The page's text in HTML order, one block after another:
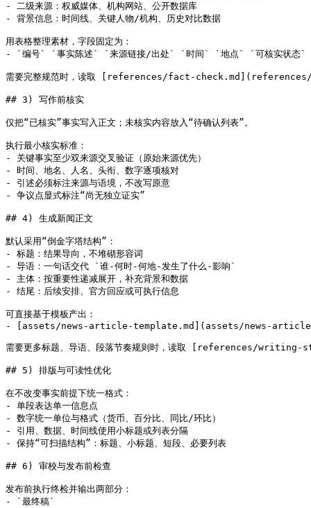
- 二级来源：权威媒体、机构网站、公开数据库
- 背景信息：时间线、关键人物/机构、历史对比数据
用表格整理素材，字段固定为：
- `编号` `事实陈述` `来源链接/出处` `时间` `地点` `可核实状态`
需要完整规范时，读取 [references/fact-
## 3) 写作前核实
仅把“已核实”事实写入正文；未核实内容放入“待确认列表”。
执行最小核实标准：
- 关键事实至少双来源交叉验证（原始来源优先）
- 时间、地名、人名、头衔、数字逐项核对
- 引述必须标注来源与语境，不改写原意
- 争议点显式标注“尚无独立证实”
## 4) 生成新闻正文
默认采用“倒金字塔结构”：
- 标题：结果导向，不堆砌形容词
- 导语：一句话交代 `谁-何时-何地-发生了什么-影响`
- 主体：按重要性递减展开，补充背景和数据
- 结尾：后续安排、官方回应或可执行信息
可直接基于模板产出：
- [assets/news-article-template.md](assets/news-
需要更多标题、导语、段落节奏规则时，读取 [references/
## 5) 排版与可读性优化
在不改变事实前提下统一格式：
- 单段表达单一信息点
- 数字统一单位与格式（货币、百分比、同比/环比）
- 引用、数据、时间线使用小标题或列表分隔
- 保持“可扫描结构”：标题、小标题、短段、必要列表
## 6) 审校与发布前检查
发布前执行终检并输出两部分：
- `最终稿`